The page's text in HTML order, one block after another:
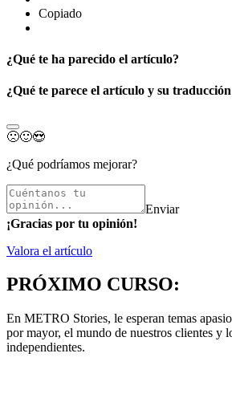
Copiado
¿Qué te ha parecido el artículo?
¿Qué te parece el artículo y su
🙁🙂😍
¿Qué podríamos mejorar?
Enviar
¡Gracias por tu opinión!
Valora el artículo
PRÓXIMO CURSO:
En METRO Stories, le esperan temas
por mayor, el mundo de nuestros clientes y
independientes.